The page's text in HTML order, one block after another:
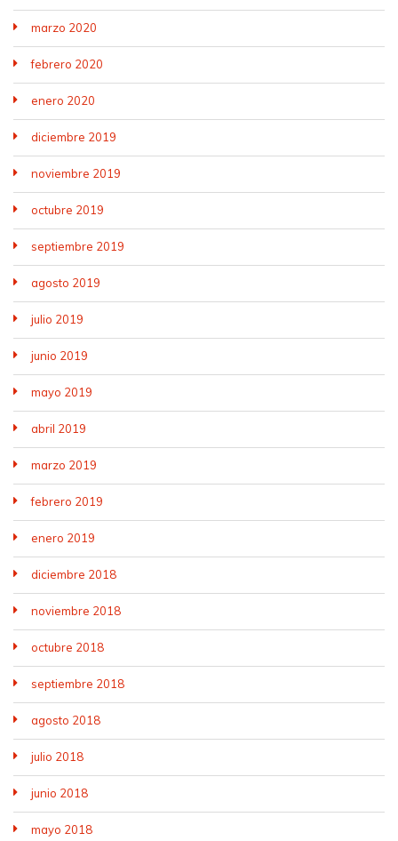
marzo 2020
febrero 2020
enero 2020
diciembre 2019
noviembre 2019
octubre 2019
septiembre 2019
agosto 2019
julio 2019
junio 2019
mayo 2019
abril 2019
marzo 2019
febrero 2019
enero 2019
diciembre 2018
noviembre 2018
octubre 2018
septiembre 2018
agosto 2018
julio 2018
junio 2018
mayo 2018